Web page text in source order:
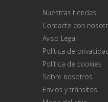
Nuestras tiendas
Contacte con
Aviso Legal
Política de
Política de cookies
Sobre nosotros
Envíos y tránsitos